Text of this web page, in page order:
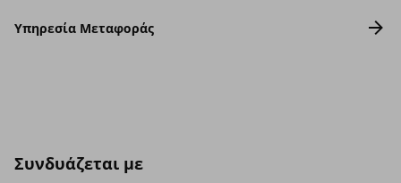
Υπηρεσία Μεταφοράς
Συνδυάζεται με